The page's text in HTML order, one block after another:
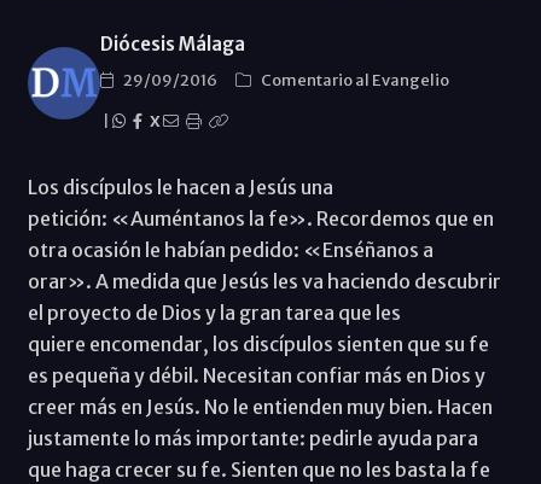
Diócesis Málaga
29/09/2016
Comentario al Evangelio
X
Los discípulos le hacen a Jesús una
petición: «Auméntanos la fe». Recordemos que en
otra ocasión le habían pedido: «Enséñanos a
orar». A medida que Jesús les va haciendo descubrir
el proyecto de Dios y la gran tarea que les
quiere encomendar, los discípulos sienten que su fe
es pequeña y débil. Necesitan confiar más en Dios y
creer más en Jesús. No le entienden muy bien. Hacen
justamente lo más importante: pedirle ayuda para
que haga crecer su fe. Sienten que no les basta la fe